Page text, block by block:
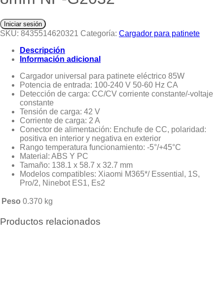
Iniciar sesión
SKU: 8435514620321 Categoría: Cargador para patinete
Descripción
Información adicional
Cargador universal para patinete eléctrico 85W
Potencia de entrada: 100-240 V 50-60 Hz CA
Detección de carga: CC/CV corriente constante/-voltaje
constante
Tensión de carga: 42 V
Corriente de carga: 2 A
Conector de alimentación: Enchufe de CC, polaridad:
positiva en interior y negativa en exterior
Rango temperatura funcionamiento: -5°/+45°C
Material: ABS Y PC
Tamaño: 138.1 x 58.7 x 32.7 mm
Modelos compatibles: Xiaomi M365*/ Essential, 1S,
Pro/2, Ninebot ES1, Es2
Peso 0.370 kg
Productos relacionados